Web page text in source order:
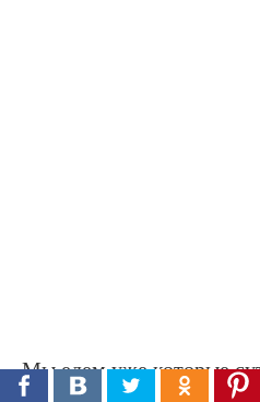
Мы едем уже которые
нам это нравится. Только